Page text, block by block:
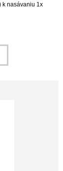
k nasávaniu 1x